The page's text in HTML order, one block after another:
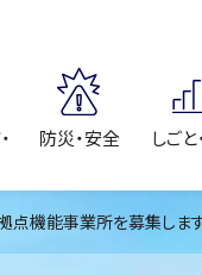
防災・安全 しご
点機能事業所を募集しま